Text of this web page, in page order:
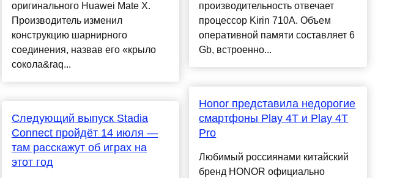
оригинального Huawei Mate X.
Производитель изменил
конструкцию шарнирного
соединения, назвав его «крыло
сокола&raq...
Следующий выпуск Stadia
Connect пройдёт 14 июля —
там расскажут об играх на
этот год
производительность отвечает
процессор Kirin 710A. Объем
оперативной памяти составляет 6
Gb, встроенно...
Honor представила недорогие
смартфоны Play 4T и Play 4T
Pro
Любимый россиянами китайский
бренд HONOR официально